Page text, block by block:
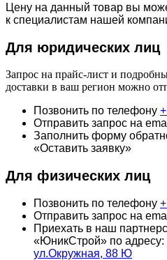
Цену на данный товар вы
к специалистам нашей
Для юридических лиц
Запрос на прайс-лист и
доставки в ваш регион можно
Позвонить по телефону
Отправить запрос на
Заполнить форму
«Оставить заявку»
Для физических лиц
Позвонить по телефону
Отправить запрос на
Приехать в наш
«ЮникСтрой» по адресу:
ул.Окружная, 88 Ю